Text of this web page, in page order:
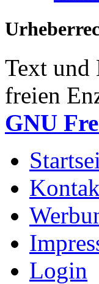
Text und
freien
GNU
Login